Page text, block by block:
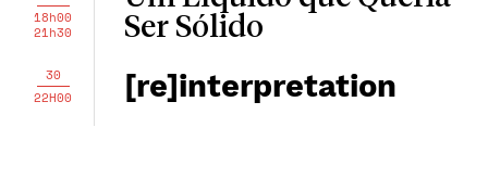
18h00
21h30
Ser Sólido
30
22H00
[re]interpretation